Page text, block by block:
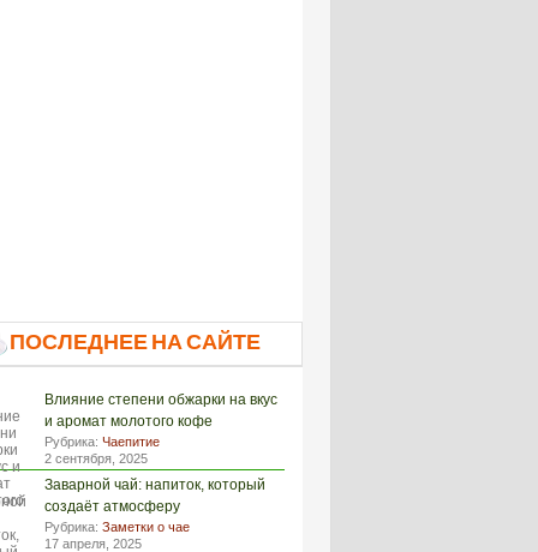
ПОСЛЕДНЕЕ НА САЙТЕ
Влияние степени обжарки на вкус
и аромат молотого кофе
Рубрика: Чаепитие
2 сентября, 2025
Заварной чай: напиток, который
создаёт атмосферу
Рубрика: Заметки о чае
17 апреля, 2025